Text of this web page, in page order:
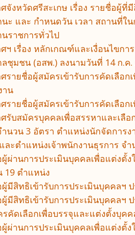
จังหวัดศรีสะเกษ เรื่อง รายชื่อผู้
ะ และ กำหนดวัน เวลา สถานที่ใ
ราชการทั่วไป
ฯ เรื่อง หลักเกณฑ์และเงื่อนไขก
ชุมชน (อสพ.) ลงนามวันที่ 14 ก.ค.
รายชื่อผู้สมัครเข้ารับการคัดเลือ
าน
รายชื่อผู้สมัครเข้ารับการคัดเลือ
รับสมัครบุคคลเพื่อสรรหาและเลื
นวน 3 อัตรา ตำแหน่งนักจัดการ
ละตำแหน่งเจ้าพนักงานธุรการ จำ
ผ่านการประเมินบุคคลเพื่อแต่งตั้
19 ตำแหน่ง
มีสิทธิเข้ารับการประเมินบุคคลฯ
มีสิทธิเข้ารับการประเมินบุคคลฯ
คัดเลือกเพื่อบรรจุและแต่งตั้งบุค
ผ่านการประเมินบุคคลเพื่อแต่งตั้